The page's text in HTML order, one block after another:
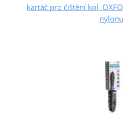
kartáč pro čištění kol,